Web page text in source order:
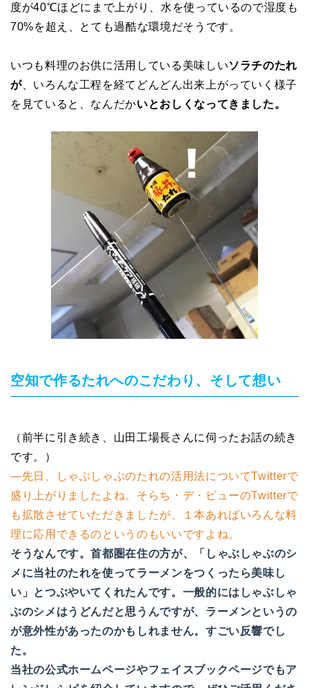
度が40℃ほどにまで上がり、水を使っているので湿度も
70%を超え、とても過酷な環境だそうです。
いつも料理のお供に活用している美味しいソラチのたれ
が、いろんな工程を経てどんどん出来上がっていく様子
を見ていると、なんだかいとおしくなってきました。
空知で作るたれへのこだわり、そして想い
（前半に引き続き、山田工場長さんに伺ったお話の続き
です。）
―先日、しゃぶしゃぶのたれの活用法についてTwitterで
盛り上がりましたよね。そらち・デ・ビューのTwitterで
も拡散させていただきましたが、１本あればいろんな料
理に応用できるのというのもいいですよね。
そうなんです。首都圏在住の方が、「しゃぶしゃぶのシ
メに当社のたれを使ってラーメンをつくったら美味し
い」とつぶやいてくれたんです。一般的にはしゃぶしゃ
ぶのシメはうどんだと思うんですが、ラーメンというの
が意外性があったのかもしれません。すごい反響でし
た。
当社の公式ホームページやフェイスブックページでもア